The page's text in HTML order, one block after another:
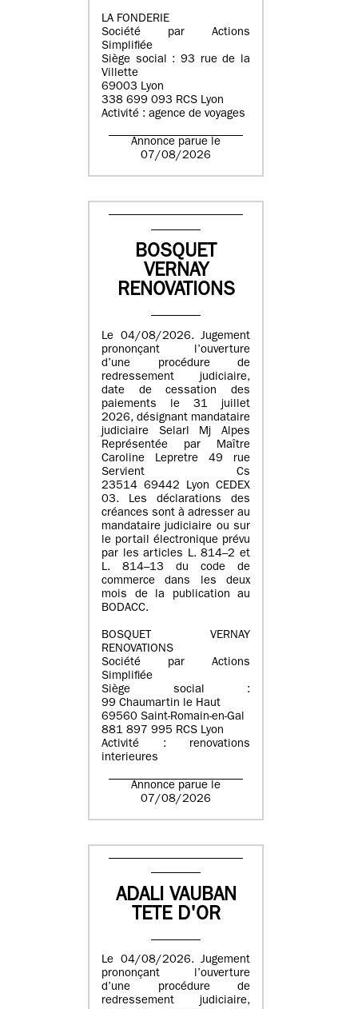
LA FONDERIE
Société par Actions
Simplifiée
Siège social : 93 rue de la
Villette
69003 Lyon
338 699 093 RCS Lyon
Activité : agence de voyages
Annonce parue le
07/08/2026
BOSQUET
VERNAY
RENOVATIONS
Le 04/08/2026. Jugement
prononçant l’ouverture
d’une procédure de
redressement judiciaire,
date de cessation des
paiements le 31 juillet
2026, désignant mandataire
judiciaire Selarl Mj Alpes
Représentée par Maître
Caroline Lepretre 49 rue
Servient Cs
23514 69442 Lyon CEDEX
03. Les déclarations des
créances sont à adresser au
mandataire judiciaire ou sur
le portail électronique prévu
par les articles L. 814–2 et
L. 814–13 du code de
commerce dans les deux
mois de la publication au
BODACC.
BOSQUET VERNAY
RENOVATIONS
Société par Actions
Simplifiée
Siège social :
99 Chaumartin le Haut
69560 Saint-Romain-en-Gal
881 897 995 RCS Lyon
Activité : renovations
interieures
Annonce parue le
07/08/2026
ADALI VAUBAN
TETE D'OR
Le 04/08/2026. Jugement
prononçant l’ouverture
d’une procédure de
redressement judiciaire,